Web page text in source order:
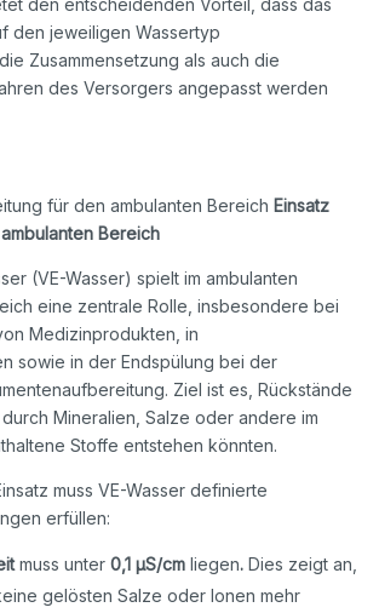
den entscheidenden Vorteil, dass das
den jeweiligen Wassertyp
Zusammensetzung als auch die
des Versorgers angepasst werden
für den ambulanten Bereich Einsatz
Bereich
(VE-Wasser) spielt im ambulanten
eine zentrale Rolle, insbesondere bei
Medizinprodukten, in
sowie in der Endspülung bei der
Ziel ist es, Rückstände
Mineralien, Salze oder andere im
Stoffe entstehen könnten.
muss VE-Wasser definierte
erfüllen:
muss unter0,1 µS/cmliegen. Dies zeigt an,
gelösten Salze oder Ionen mehr